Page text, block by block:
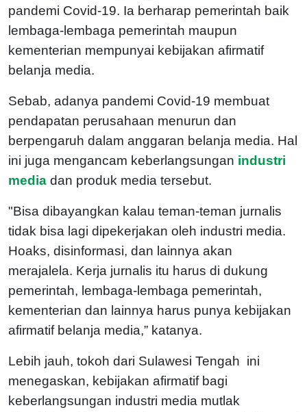
pandemi Covid-19. Ia berharap pemerintah baik
lembaga-lembaga pemerintah maupun
kementerian mempunyai kebijakan afirmatif
belanja media.
Sebab, adanya pandemi Covid-19 membuat
pendapatan perusahaan menurun dan
berpengaruh dalam anggaran belanja media. Hal
ini juga mengancam keberlangsungan industri
media dan produk media tersebut.
"Bisa dibayangkan kalau teman-teman jurnalis
tidak bisa lagi dipekerjakan oleh industri media.
Hoaks, disinformasi, dan lainnya akan
merajalela. Kerja jurnalis itu harus di dukung
pemerintah, lembaga-lembaga pemerintah,
kementerian dan lainnya harus punya kebijakan
afirmatif belanja media,” katanya.
Lebih jauh, tokoh dari Sulawesi Tengah ini
menegaskan, kebijakan afirmatif bagi
keberlangsungan industri media mutlak